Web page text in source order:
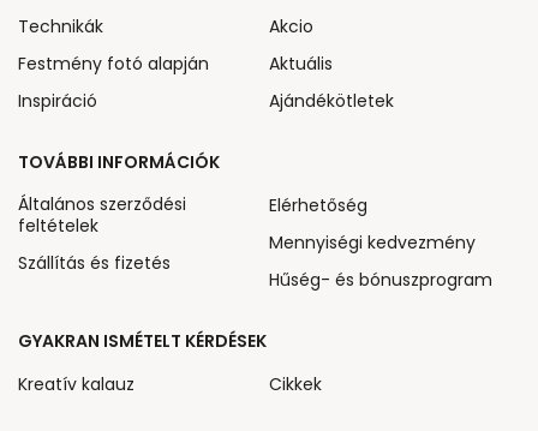
Technikák
Festmény fotó alapján
Inspiráció
Akcio
Aktuális
Ajándékötletek
TOVÁBBI INFORMÁCIÓK
Általános szerződési
feltételek
Szállítás és fizetés
Elérhetőség
Mennyiségi kedvezmény
Hűség- és bónuszprogram
GYAKRAN ISMÉTELT KÉRDÉSEK
Kreatív kalauz
Cikkek